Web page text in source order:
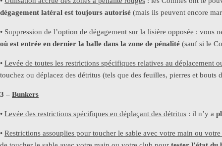
dégagement latéral est toujours autorisé (mais ils peuvent encore
• Suppression de l’option de dégagement sur la lisière opposée : vous
où est entrée en dernier la balle dans la zone de pénalité (sauf si le
• Levée de toutes les restrictions spécifiques relatives au déplacement
touchez ou déplacez des détritus (tels que des feuilles, pierres et
3 – Bunkers
• Levée des restrictions spécifiques en déplaçant des détritus : il n’y a
• Restrictions assouplies pour toucher le sable avec votre main ou